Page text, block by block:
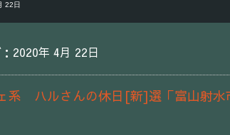
22日
2020年 4月 22日
系 ハルさんの休日[新]選「富山射